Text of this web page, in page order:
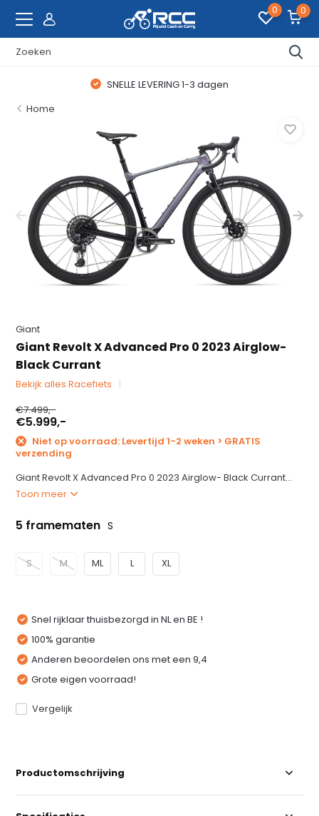
0 0
SNELLE LEVERING 1-3 dagen
Home
Giant
Giant Revolt X Advanced Pro 0 2023 Airglow-
Black Currant
Bekijk alles Racefiets
€7.499,-
€5.999,-
Niet op voorraad: Levertijd 1-2 weken > GRATIS
verzending
Giant Revolt X Advanced Pro 0 2023 Airglow- Black Currant...
Toon meer
5 framematen S
S M ML L XL
Snel rijklaar thuisbezorgd in NL en BE !
100% garantie
Anderen beoordelen ons met een 9,4
Grote eigen voorraad!
Vergelijk
Productomschrijving